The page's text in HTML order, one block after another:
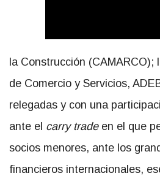
la Construcción (CAMARCO);
de Comercio y Servicios,
relegadas y con una
ante el carry tradeen el que
socios menores, ante los
financieros internacionales,